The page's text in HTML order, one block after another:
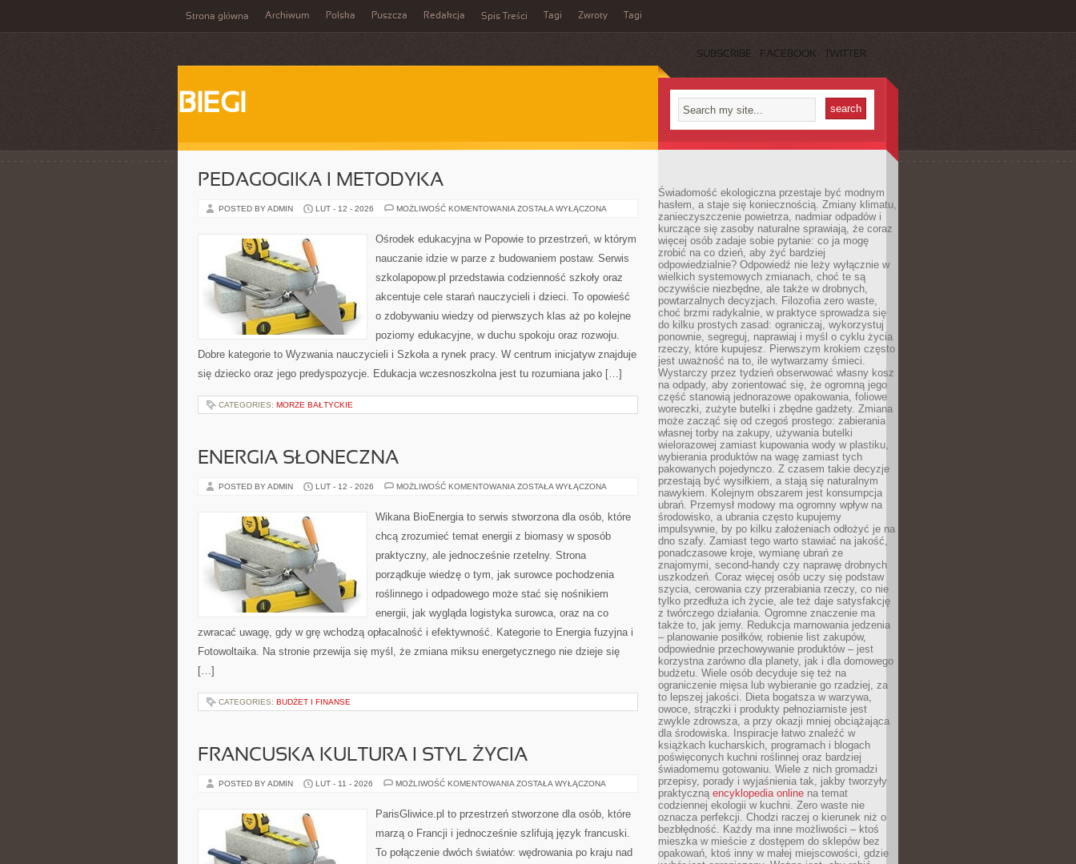
Strona główna Archiwum Polska Puszcza Redakcja Spis Treści Tagi Zwroty Tagi
SUBSCRIBE FACEBOOK TWITTER
BIEGI
PEDAGOGIKA I METODYKA
POSTED BY ADMIN LUT - 12 - 2026 MOŻLIWOŚĆ KOMENTOWANIA PEDAGOGIKA
ZOSTAŁA WYŁĄCZONA
Ośrodek edukacyjna w Popowie to przestrzeń, w którym
nauczanie idzie w parze z budowaniem postaw. Serwis
szkolapopow.pl przedstawia codzienność szkoły oraz
akcentuje cele starań nauczycieli i dzieci. To opowieść
o zdobywaniu wiedzy od pierwszych klas aż po kolejne
poziomy edukacyjne, w duchu spokoju oraz rozwoju.
Dobre kategorie to Wyzwania nauczycieli i Szkoła a rynek pracy. W centrum inicjatyw znajduje
się dziecko oraz jego predyspozycje. Edukacja wczesnoszkolna jest tu rozumiana jako […]
CATEGORIES: MORZE BAŁTYCKIE
ENERGIA SŁONECZNA
POSTED BY ADMIN LUT - 12 - 2026 MOŻLIWOŚĆ KOMENTOWANIA ENERGIA
ZOSTAŁA WYŁĄCZONA
Wikana BioEnergia to serwis stworzona dla osób, które
chcą zrozumieć temat energii z biomasy w sposób
praktyczny, ale jednocześnie rzetelny. Strona
porządkuje wiedzę o tym, jak surowce pochodzenia
roślinnego i odpadowego może stać się nośnikiem
energii, jak wygląda logistyka surowca, oraz na co
zwracać uwagę, gdy w grę wchodzą opłacalność i efektywność. Kategorie to Energia fuzyjna i
Fotowoltaika. Na stronie przewija się myśl, że zmiana miksu energetycznego nie dzieje się
[…]
CATEGORIES: BUDŻET I FINANSE
FRANCUSKA KULTURA I STYL ŻYCIA
POSTED BY ADMIN LUT - 11 - 2026 MOŻLIWOŚĆ KOMENTOWANIA FRANCUSKA
STYL
ŻYCIA
ZOSTAŁA WYŁĄCZONA
ParisGliwice.pl to przestrzeń stworzone dla osób, które
marzą o Francji i jednocześnie szlifują język francuski.
To połączenie dwóch światów: wędrowania po kraju nad
Świadomość ekologiczna przestaje być modnym
hasłem, a staje się koniecznością. Zmiany klimatu,
zanieczyszczenie powietrza, nadmiar odpadów i
kurczące się zasoby naturalne sprawiają, że coraz
więcej osób zadaje sobie pytanie: co ja mogę
zrobić na co dzień, aby żyć bardziej
odpowiedzialnie? Odpowiedź nie leży wyłącznie w
wielkich systemowych zmianach, choć te są
oczywiście niezbędne, ale także w drobnych,
powtarzalnych decyzjach. Filozofia zero waste,
choć brzmi radykalnie, w praktyce sprowadza się
do kilku prostych zasad: ograniczaj, wykorzystuj
ponownie, segreguj, naprawiaj i myśl o cyklu życia
rzeczy, które kupujesz. Pierwszym krokiem często
jest uważność na to, ile wytwarzamy śmieci.
Wystarczy przez tydzień obserwować własny kosz
na odpady, aby zorientować się, że ogromną jego
część stanowią jednorazowe opakowania, foliowe
woreczki, zużyte butelki i zbędne gadżety. Zmiana
może zacząć się od czegoś prostego: zabierania
własnej torby na zakupy, używania butelki
wielorazowej zamiast kupowania wody w plastiku,
wybierania produktów na wagę zamiast tych
pakowanych pojedynczo. Z czasem takie decyzje
przestają być wysiłkiem, a stają się naturalnym
nawykiem. Kolejnym obszarem jest konsumpcja
ubrań. Przemysł modowy ma ogromny wpływ na
środowisko, a ubrania często kupujemy
impulsywnie, by po kilku założeniach odłożyć je na
dno szafy. Zamiast tego warto stawiać na jakość,
ponadczasowe kroje, wymianę ubrań ze
znajomymi, second-handy czy naprawę drobnych
uszkodzeń. Coraz więcej osób uczy się podstaw
szycia, cerowania czy przerabiania rzeczy, co nie
tylko przedłuża ich życie, ale też daje satysfakcję
z twórczego działania. Ogromne znaczenie ma
także to, jak jemy. Redukcja marnowania jedzenia
– planowanie posiłków, robienie list zakupów,
odpowiednie przechowywanie produktów – jest
korzystna zarówno dla planety, jak i dla domowego
budżetu. Wiele osób decyduje się też na
ograniczenie mięsa lub wybieranie go rzadziej, za
to lepszej jakości. Dieta bogatsza w warzywa,
owoce, strączki i produkty pełnoziarniste jest
zwykle zdrowsza, a przy okazji mniej obciążająca
dla środowiska. Inspiracje łatwo znaleźć w
książkach kucharskich, programach i blogach
poświęconych kuchni roślinnej oraz bardziej
świadomemu gotowaniu. Wiele z nich gromadzi
przepisy, porady i wyjaśnienia tak, jakby tworzyły
praktyczną encyklopedia online na temat
codziennej ekologii w kuchni. Zero waste nie
oznacza perfekcji. Chodzi raczej o kierunek niż o
bezbłędność. Każdy ma inne możliwości – ktoś
mieszka w mieście z dostępem do sklepów bez
opakowań, ktoś inny w małej miejscowości, gdzie